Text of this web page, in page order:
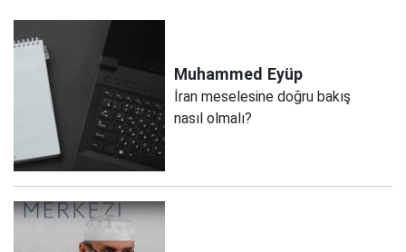
Muhammed Eyüp
İran meselesine doğru bakış
nasıl olmalı?